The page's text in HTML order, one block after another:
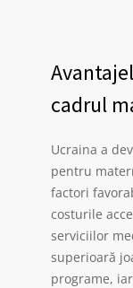
cadrul
Ucraina a
pentru
factori
costurile
serviciilor
superioară
programe,